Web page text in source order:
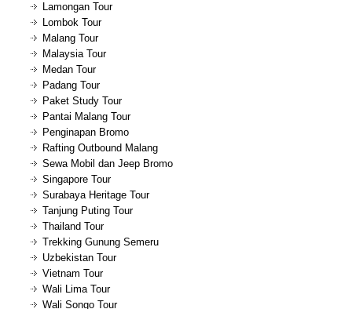
Lamongan Tour
Lombok Tour
Malang Tour
Malaysia Tour
Medan Tour
Padang Tour
Paket Study Tour
Pantai Malang Tour
Penginapan Bromo
Rafting Outbound Malang
Sewa Mobil dan Jeep Bromo
Singapore Tour
Surabaya Heritage Tour
Tanjung Puting Tour
Thailand Tour
Trekking Gunung Semeru
Uzbekistan Tour
Vietnam Tour
Wali Lima Tour
Wali Songo Tour